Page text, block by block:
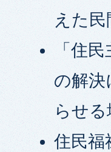
えた民
「住
の解決
らせ
住民福